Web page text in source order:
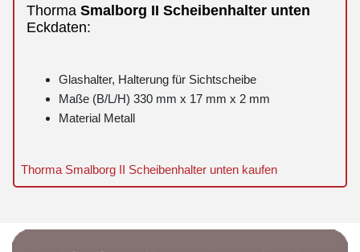
Thorma Smalborg II Scheibenhalter unten
Eckdaten:
Glashalter, Halterung für Sichtscheibe
Maße (B/L/H) 330 mm x 17 mm x 2 mm
Material Metall
Thorma Smalborg II Scheibenhalter unten kaufen